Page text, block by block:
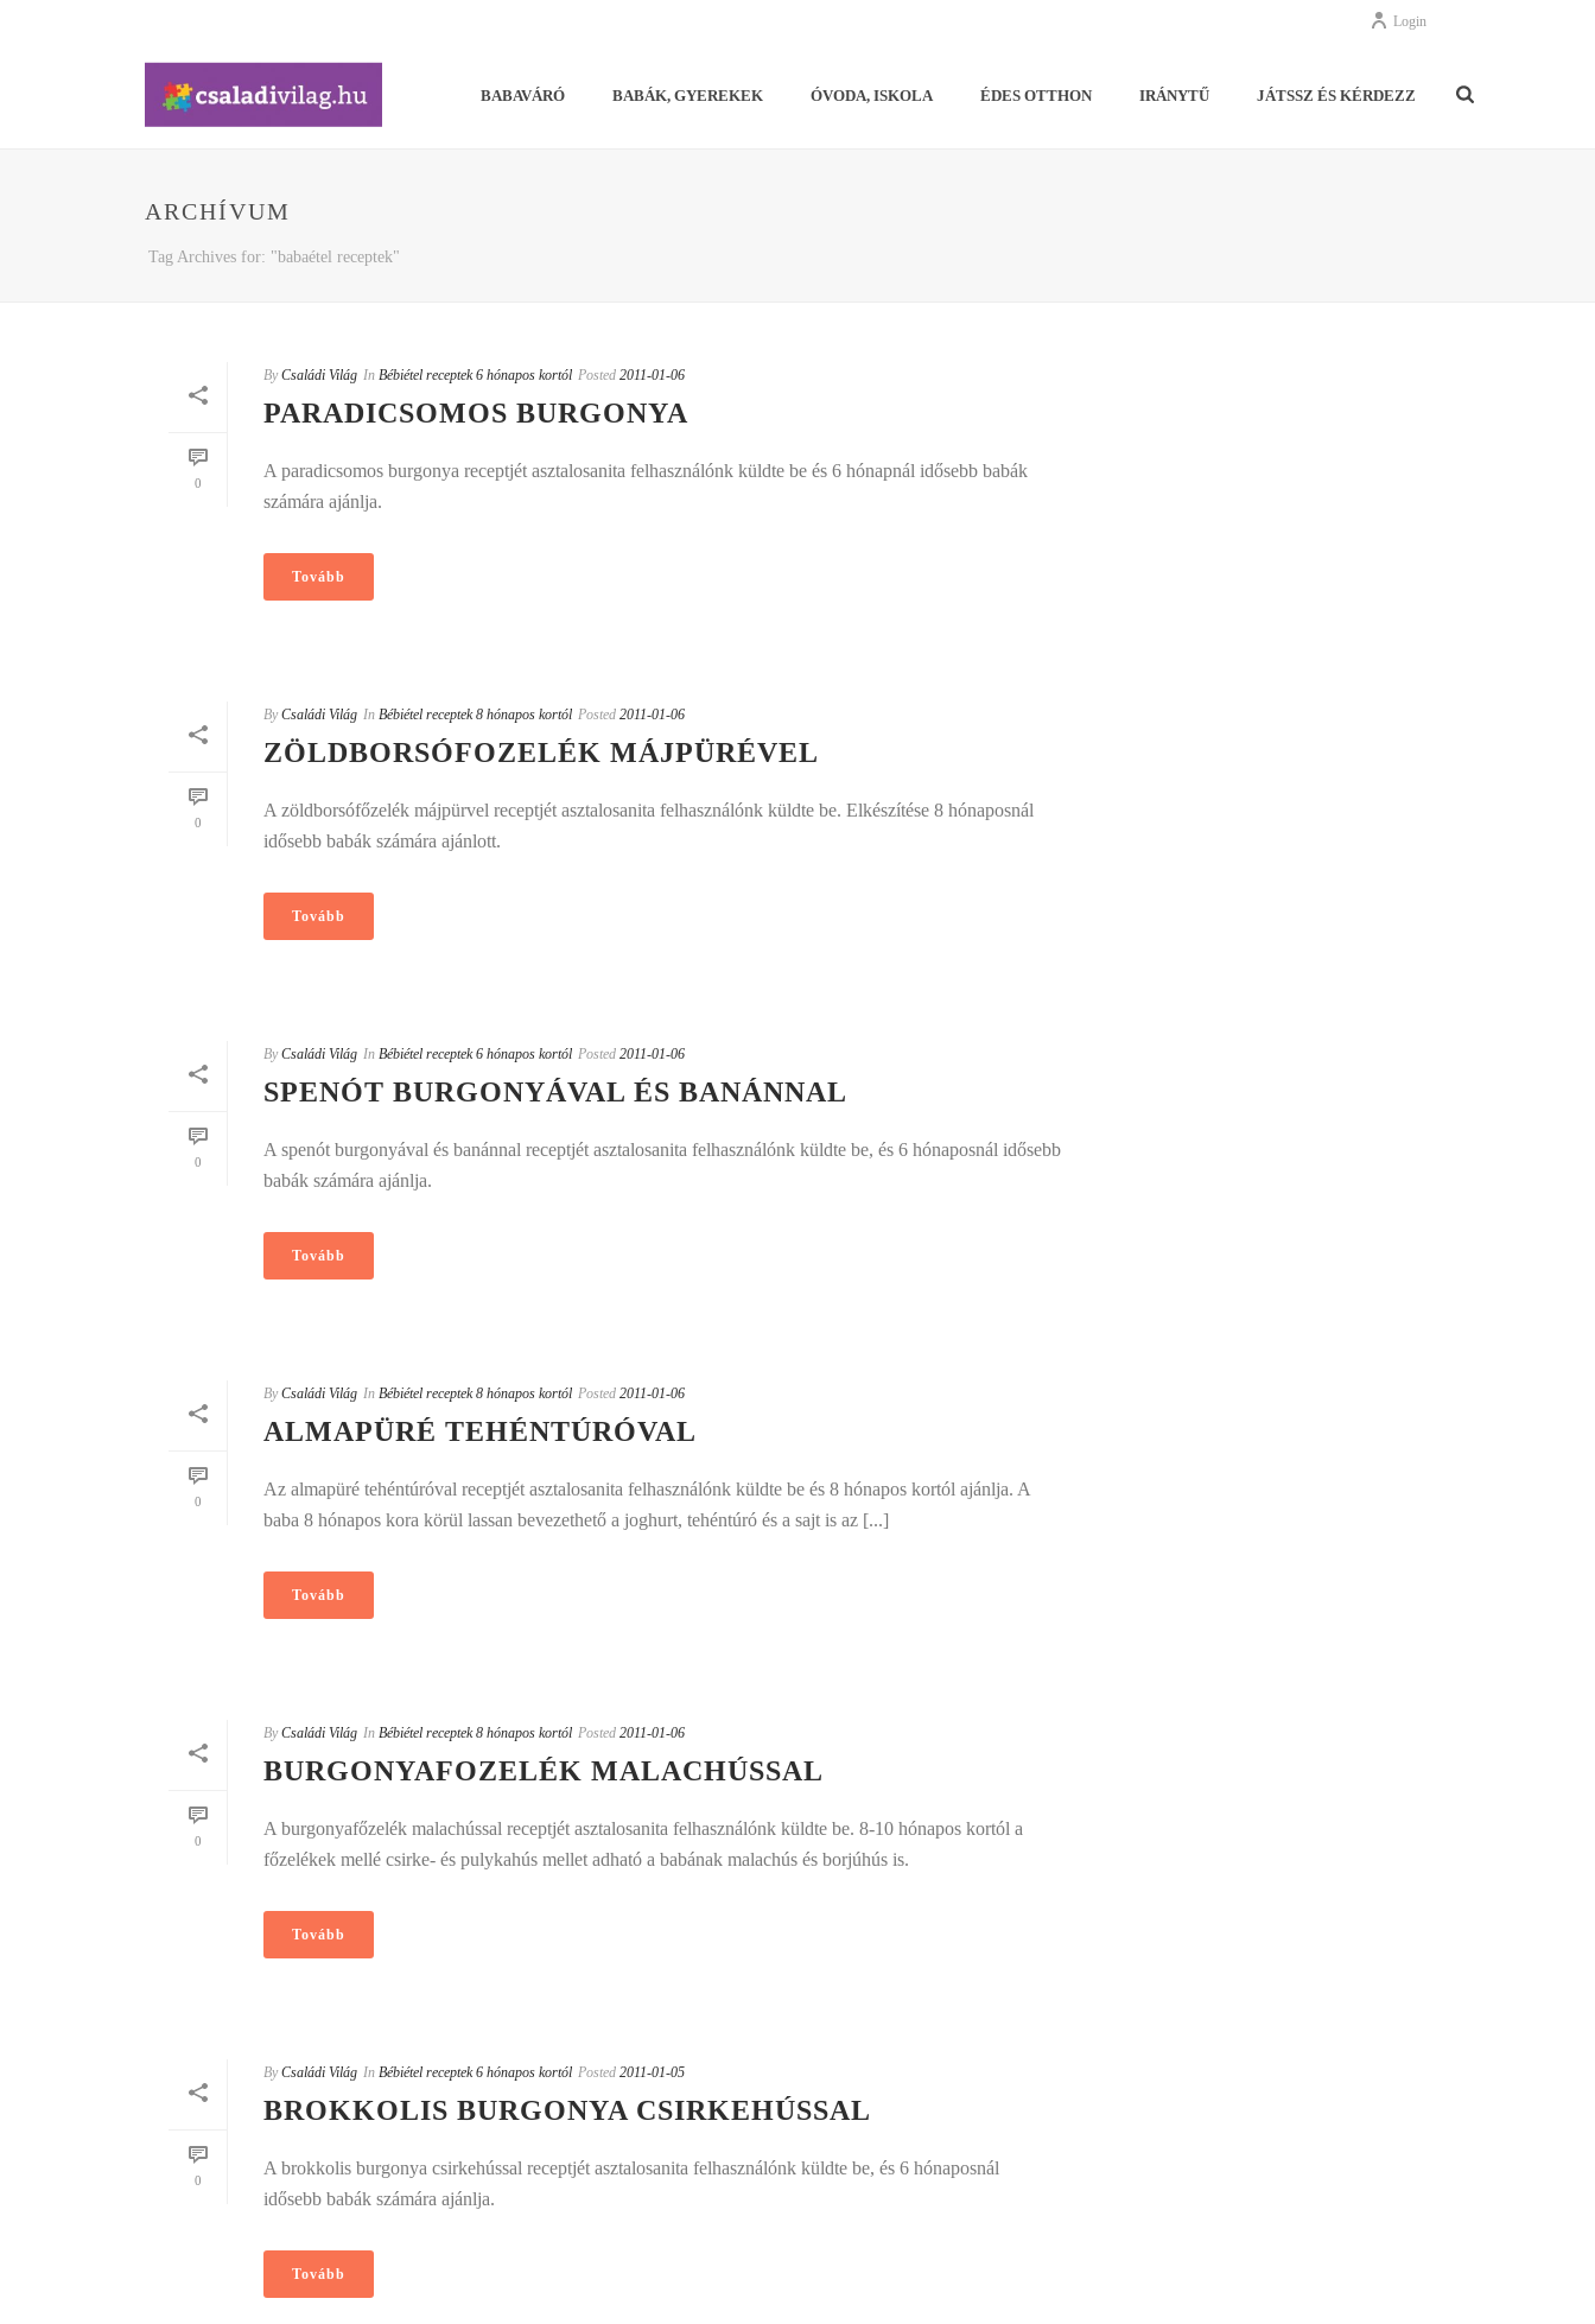
Login
BABAVÁRÓ BABÁK, GYEREKEK ÓVODA, ISKOLA ÉDES OTTHON IRÁNYTŰ JÁTSSZ ÉS KÉRDEZZ
ARCHÍVUM
Tag Archives for: "babaétel receptek"
0
By Családi Világ In Bébiétel receptek 6 hónapos kortól Posted 2011-01-06
PARADICSOMOS BURGONYA
A paradicsomos burgonya receptjét asztalosanita felhasználónk küldte be és 6 hónapnál idősebb babák
számára ajánlja.
Tovább
0
By Családi Világ In Bébiétel receptek 8 hónapos kortól Posted 2011-01-06
ZÖLDBORSÓFOZELÉK MÁJPÜRÉVEL
A zöldborsófőzelék májpürvel receptjét asztalosanita felhasználónk küldte be. Elkészítése 8 hónaposnál
idősebb babák számára ajánlott.
Tovább
0
By Családi Világ In Bébiétel receptek 6 hónapos kortól Posted 2011-01-06
SPENÓT BURGONYÁVAL ÉS BANÁNNAL
A spenót burgonyával és banánnal receptjét asztalosanita felhasználónk küldte be, és 6 hónaposnál idősebb
babák számára ajánlja.
Tovább
0
By Családi Világ In Bébiétel receptek 8 hónapos kortól Posted 2011-01-06
ALMAPÜRÉ TEHÉNTÚRÓVAL
Az almapüré tehéntúróval receptjét asztalosanita felhasználónk küldte be és 8 hónapos kortól ajánlja. A
baba 8 hónapos kora körül lassan bevezethető a joghurt, tehéntúró és a sajt is az [...]
Tovább
0
By Családi Világ In Bébiétel receptek 8 hónapos kortól Posted 2011-01-06
BURGONYAFOZELÉK MALACHÚSSAL
A burgonyafőzelék malachússal receptjét asztalosanita felhasználónk küldte be. 8-10 hónapos kortól a
főzelékek mellé csirke- és pulykahús mellet adható a babának malachús és borjúhús is.
Tovább
0
By Családi Világ In Bébiétel receptek 6 hónapos kortól Posted 2011-01-05
BROKKOLIS BURGONYA CSIRKEHÚSSAL
A brokkolis burgonya csirkehússal receptjét asztalosanita felhasználónk küldte be, és 6 hónaposnál
idősebb babák számára ajánlja.
Tovább